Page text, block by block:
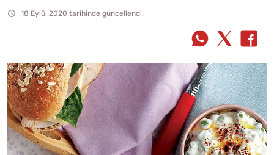
18 Eylül 2020 tarihinde güncellendi.